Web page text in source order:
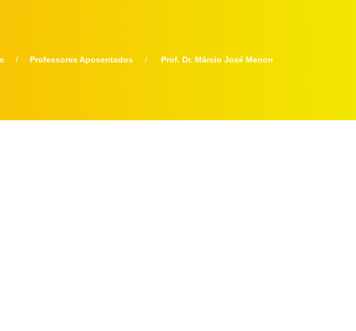
Professores Aposentados Prof. Dr. Márcio José Menon